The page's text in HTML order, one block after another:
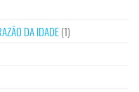
DA IDADE(1)